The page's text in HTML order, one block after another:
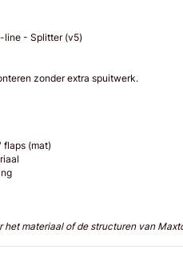
line - Splitter (v5)
zonder extra spuitwerk.
flaps (mat)
het materiaal of de structuren van